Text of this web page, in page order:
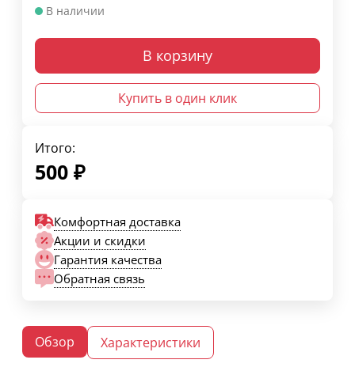
В наличии
В корзину
Купить в один клик
Итого:
500 ₽
Комфортная доставка
Акции и скидки
Гарантия качества
Обратная связь
Обзор Характеристики